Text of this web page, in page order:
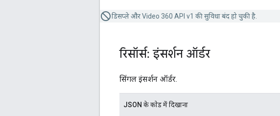
डिसप्ले और Video 360 API v1 की सुविधा बंद हो चुकी है.
रिसॉर्स: इंसर्शन ऑर्डर
सिंगल इंसर्शन ऑर्डर.
JSON के काेड में दिखाना